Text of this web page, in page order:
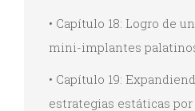
• Capítulo 18: Logro de
mini-implantes
• Capítulo 19:
estrategias estáticas